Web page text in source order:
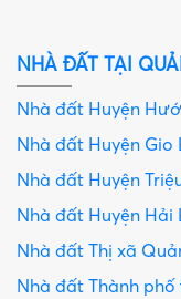
NHÀ ĐẤT TẠI
Nhà đất Huyện
Nhà đất Huyện Gio
Nhà đất Huyện
Nhà đất Huyện Hải
Nhà đất Thị xã
Nhà đất Thành